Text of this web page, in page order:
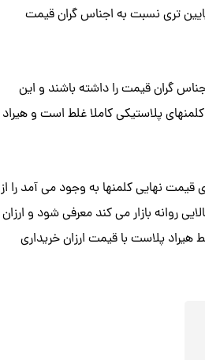
تری نسبت به اجناس گران قیمت
گران قیمت را داشته باشند و این
پلاستیکی کاملا غلط است و هیراد
نهایی کلمنها به وجود می‌ آمد را از
روانه بازار می کند معرفی شود و ارزان
پلاست با قیمت ارزان خریداری